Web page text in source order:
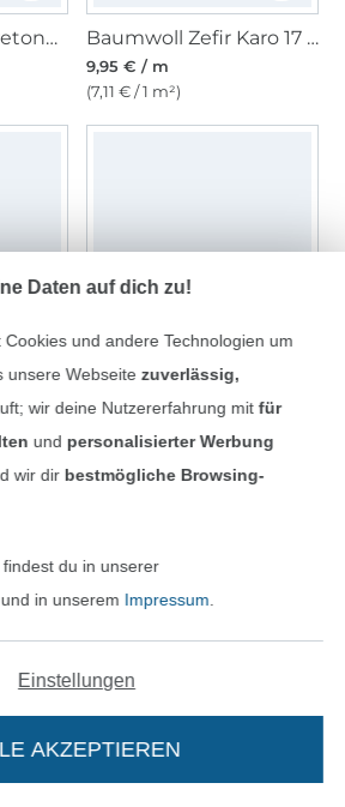
Baumwollstoff Cretonne Color Stripes, rosa/hellbraun Baumwoll Zefir Karo 17 mm, beige
9,95 € / m
(7,11 € / 1 m²)
Baumwollcretonne, hellterracotta
7,95 € / m
(5,60 € / 1 m²)
lila Baumwollcretonne, dunkelterracotta
7,95 € / m
Daten auf dich zu!
Cookies und andere Technologien um
unsere Webseite zuverlässig,
wir deine Nutzererfahrung mitfür
und personalisierter Werbung
wir dir bestmögliche Browsing-
du in unserer
und in unserem Impressum
Einstellungen
AKZEPTIEREN